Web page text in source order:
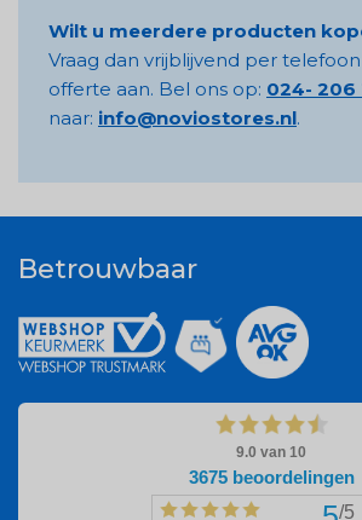
Wilt u meerdere producten
Vraag dan vrijblijvend per
offerte aan. Bel ons op: 024- 206
naar: info@noviostores.nl.
Betrouwbaar